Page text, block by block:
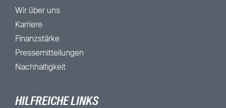
Wir über uns
Karriere
Finanzstärke
Pressemitteilungen
Nachhaltigkeit
HILFREICHE LINKS